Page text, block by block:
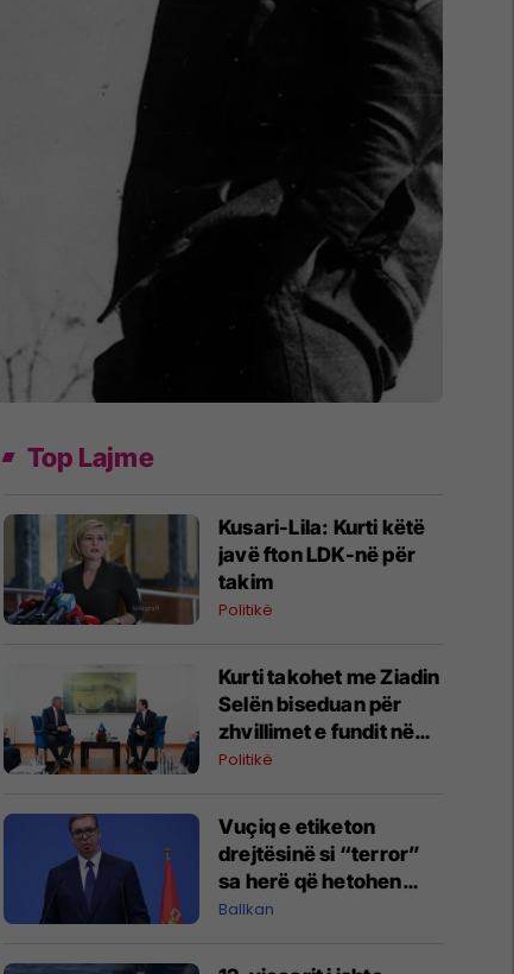
Top Lajme
​Kusari-Lila: Kurti këtë
javë fton LDK-në për
takim
Politikë
Kurti takohet me Ziadin
Selën biseduan për
zhvillimet e fundit në
Kosovë
Politikë
​Vuçiq e etiketon
drejtësinë si “terror”
sa herë që hetohen
krimet e luftës
Ballkan